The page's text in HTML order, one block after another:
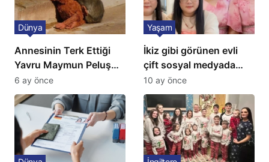
Annesinin Terk Ettiği
Yavru Maymun Peluş
Oyuncağını Anne Bildi
Dünya
6 ay önce
İkiz gibi görünen evli
çift sosyal medyada
gündem oldu
Yaşam
10 ay önce